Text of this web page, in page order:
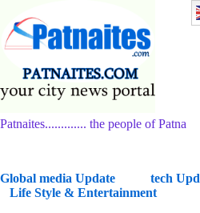
content
Patnaites............. the people of Patna
Global media Update
tech
Life Style & Entertainment